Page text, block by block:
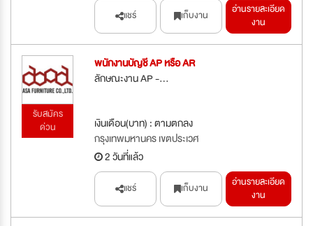
แชร์ เก็บงาน
อ่านรายละเอียด
งาน
รับสมัคร
ด่วน
พนักงานบัญชี AP หรือ AR
ลักษณะงาน AP -...
เงินเดือน(บาท) : ตามตกลง
กรุงเทพมหานคร เขตประเวศ
2 วันที่แล้ว
แชร์ เก็บงาน
อ่านรายละเอียด
งาน